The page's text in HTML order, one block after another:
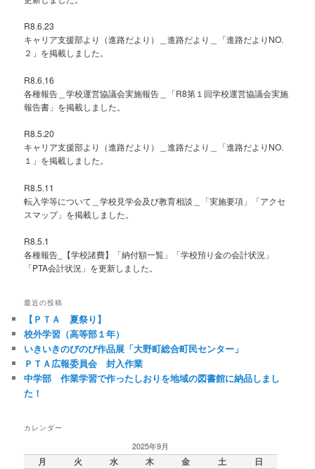
R8.6.23
キャリア支援部より（進路だより）＿進路だより＿「進路だよりNO.
２」を掲載しました。
R8.6.16
各種報告＿学校運営協議会実施報告＿「R8第１回学校運営協議会実施
報告書」を掲載しました。
R8.5.20
キャリア支援部より（進路だより）＿進路だより＿「進路だよりNO.
１」を掲載しました。
R8.5.11
転入学等について＿学校見学会及び教育相談＿「実施要項」「アクセ
スマップ」を掲載しました。
R8.5.1
各種報告_【学校諸費】「納付額一覧」「学校預り金の会計状況」
「PTA会計状況」を更新しました。
最近の投稿
【ＰＴＡ 夏祭り】
校外学習（高等部１年）
いきいきのびのび作品展「大野町総合町民センター」
ＰＴＡ広報委員会 封入作業
中学部 作業学習で作ったしおりを地域の図書館に納品しまし
た！
カレンダー
2025年9月
月 火 水 木 金 土 日